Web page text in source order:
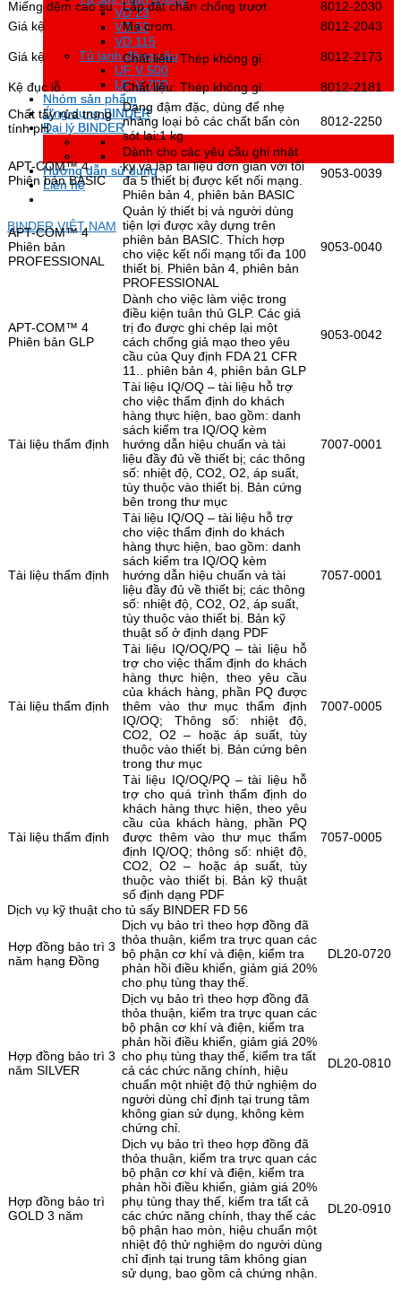
VD 23
VD 53
VD 115
Tủ lạnh đông sâu
UF V 500
UF V 700
Nhóm sản phẩm
Ứng dụng BINDER
Đại lý BINDER
Hướng dẫn sử dụng
Liên hệ
BINDER VIỆT NAM
VD 23
VD 53
VD 115
Tủ lạnh đông sâu
UF V 500
UF V 700
Nhóm sản phẩm
Ứng dụng BINDER
Đại lý BINDER
Hướng dẫn sử dụng
Liên hệ
Miếng đệm cao su Lắp đặt chân chống trượt
8012-2030
Giá kệ
Mạ crom. 8012-2043
Giá kệ Chất liệu: Thép không gỉ. 8012-2173
Kệ đục lỗ Chất liệu: Thép không gỉ.
8012-2181
Chất tẩy rửa trung
tính pH
Dạng đậm đặc, dùng để nhẹ
nhàng loại bỏ các chất bẩn còn
sót lại;1 kg
8012-2250
APT-COM™ 4
Phiên bản BASIC
Dành cho các yêu cầu ghi nhật
ký và lập tài liệu đơn giản với tối
đa 5 thiết bị được kết nối mạng.
Phiên bản 4, phiên bản BASIC
9053-0039
APT-COM™ 4
Phiên bản
PROFESSIONAL
Quản lý thiết bị và người dùng
tiện lợi được xây dựng trên
phiên bản BASIC. Thích hợp
cho việc kết nối mạng tối đa 100
thiết bị. Phiên bản 4, phiên bản
PROFESSIONAL
9053-0040
APT-COM™ 4
Phiên bản GLP
Dành cho việc làm việc trong
điều kiện tuân thủ GLP. Các giá
trị đo được ghi chép lại một
cách chống giả mạo theo yêu
cầu của Quy định FDA 21 CFR
11.. phiên bản 4, phiên bản GLP
9053-0042
Tài liệu thẩm định
Tài liệu IQ/OQ – tài liệu hỗ trợ
cho việc thẩm định do khách
hàng thực hiện, bao gồm: danh
sách kiểm tra IQ/OQ kèm
hướng dẫn hiệu chuẩn và tài
liệu đầy đủ về thiết bị; các thông
số: nhiệt độ, CO2, O2, áp suất,
tùy thuộc vào thiết bị. Bản cứng
bên trong thư mục
7007-0001
Tài liệu thẩm định
Tài liệu IQ/OQ – tài liệu hỗ trợ
cho việc thẩm định do khách
hàng thực hiện, bao gồm: danh
sách kiểm tra IQ/OQ kèm
hướng dẫn hiệu chuẩn và tài
liệu đầy đủ về thiết bị; các thông
số: nhiệt độ, CO2, O2, áp suất,
tùy thuộc vào thiết bị. Bản kỹ
thuật số ở định dạng PDF
7057-0001
Tài liệu thẩm định
Tài liệu IQ/OQ/PQ – tài liệu hỗ
trợ cho việc thẩm định do khách
hàng thực hiện, theo yêu cầu
của khách hàng, phần PQ được
thêm vào thư mục thẩm định
IQ/OQ; Thông số: nhiệt độ,
CO2, O2 – hoặc áp suất, tùy
thuộc vào thiết bị. Bản cứng bên
trong thư mục
7007-0005
Tài liệu thẩm định
Tài liệu IQ/OQ/PQ – tài liệu hỗ
trợ cho quá trình thẩm định do
khách hàng thực hiện, theo yêu
cầu của khách hàng, phần PQ
được thêm vào thư mục thẩm
định IQ/OQ; thông số: nhiệt độ,
CO2, O2 – hoặc áp suất, tùy
thuộc vào thiết bị. Bản kỹ thuật
số định dạng PDF
7057-0005
Dịch vụ kỹ thuật cho tủ sấy BINDER FD 56
Hợp đồng bảo trì 3
năm hạng Đồng
Dịch vụ bảo trì theo hợp đồng đã
thỏa thuận, kiểm tra trực quan các
bộ phận cơ khí và điện, kiểm tra
phản hồi điều khiển, giảm giá 20%
cho phụ tùng thay thế.
DL20-0720
Hợp đồng bảo trì 3
năm SILVER
Dịch vụ bảo trì theo hợp đồng đã
thỏa thuận, kiểm tra trực quan các
bộ phận cơ khí và điện, kiểm tra
phản hồi điều khiển, giảm giá 20%
cho phụ tùng thay thế, kiểm tra tất
cả các chức năng chính, hiệu
chuẩn một nhiệt độ thử nghiệm do
người dùng chỉ định tại trung tâm
không gian sử dụng, không kèm
chứng chỉ.
DL20-0810
Hợp đồng bảo trì
GOLD 3 năm
Dịch vụ bảo trì theo hợp đồng đã
thỏa thuận, kiểm tra trực quan các
bộ phận cơ khí và điện, kiểm tra
phản hồi điều khiển, giảm giá 20%
phụ tùng thay thế, kiểm tra tất cả
các chức năng chính, thay thế các
bộ phận hao mòn, hiệu chuẩn một
nhiệt độ thử nghiệm do người dùng
chỉ định tại trung tâm không gian
sử dụng, bao gồm cả chứng nhận.
DL20-0910